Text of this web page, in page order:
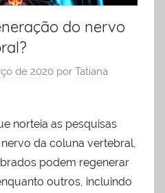
do nervo
de 2020 por Tatiana
norteia as pesquisas
da coluna vertebral,
podem regenerar
outros, incluindo